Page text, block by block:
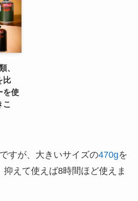
、
比
を使
すが、大きいサイズの470gを
えて使えば8時間ほど使えま